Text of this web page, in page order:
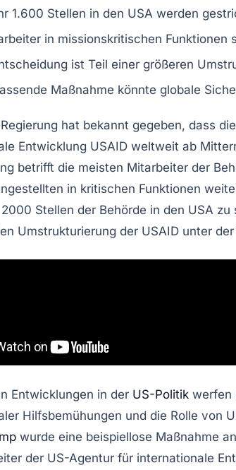
1.600 Stellen in den USA werden
in missionskritischen Funktionen
ist Teil einer größeren
Maßnahme könnte globale
hat bekannt gegeben, dass
Entwicklung USAID weltweit ab
betrifft die meisten Mitarbeiter der
in kritischen Funktionen
2000 Stellen der Behörde in den USA zu
Umstrukturierung der USAID unter
Entwicklungen in der US-Politik werfen
Hilfsbemühungen und die Rolle von
wurde eine beispiellose Maßnahme
der US-Agentur für internationale